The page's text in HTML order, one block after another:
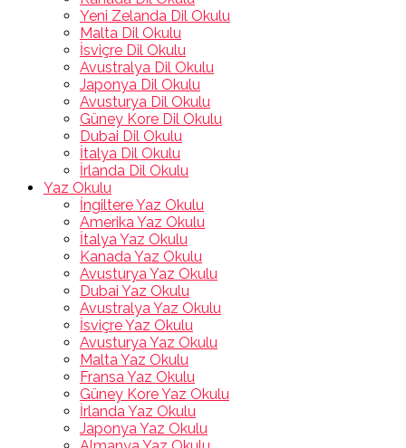
Yeni Zelanda Dil Okulu
Malta Dil Okulu
İsviçre Dil Okulu
Avustralya Dil Okulu
Japonya Dil Okulu
Avusturya Dil Okulu
Güney Kore Dil Okulu
Dubai Dil Okulu
İtalya Dil Okulu
İrlanda Dil Okulu
Yaz Okulu
İngiltere Yaz Okulu
Amerika Yaz Okulu
İtalya Yaz Okulu
Kanada Yaz Okulu
Avusturya Yaz Okulu
Dubai Yaz Okulu
Avustralya Yaz Okulu
İsviçre Yaz Okulu
Avusturya Yaz Okulu
Malta Yaz Okulu
Fransa Yaz Okulu
Güney Kore Yaz Okulu
İrlanda Yaz Okulu
Japonya Yaz Okulu